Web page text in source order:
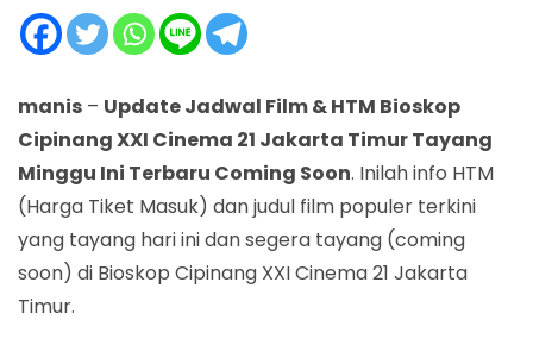
manis – Update Jadwal Film & HTM Bioskop
Cipinang XXI Cinema 21 Jakarta Timur Tayang
Minggu Ini Terbaru Coming Soon. Inilah info HTM
(Harga Tiket Masuk) dan judul film populer terkini
yang tayang hari ini dan segera tayang (coming
soon) di Bioskop Cipinang XXI Cinema 21 Jakarta
Timur.